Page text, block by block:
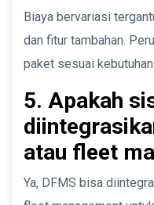
Biaya bervariasi
dan fitur tambahan.
paket sesuai
5. Apakah
atau fleet
Ya, DFMS bisa